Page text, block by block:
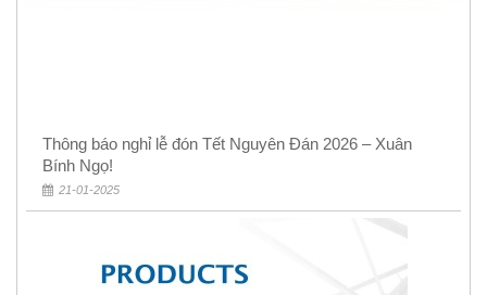
Thông báo nghỉ lễ đón Tết Nguyên Đán 2026 – Xuân
Bính Ngọ!
21-01-2025